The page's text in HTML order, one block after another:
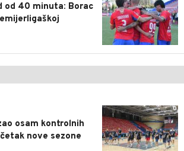
od 40 minuta: Borac
0
osam kontrolnih
nove sezone